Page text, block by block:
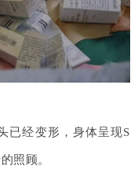
已经变形，身体呈现S
照顾。